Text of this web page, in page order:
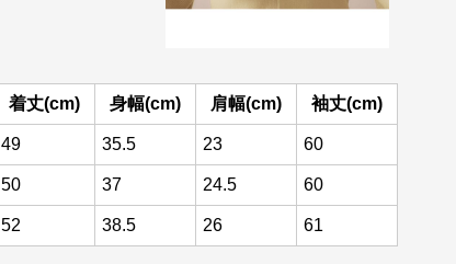
着丈(cm) 身幅(cm) 肩幅(cm) 袖丈(cm)
49 35.5 23 60
50 37 24.5 60
52 38.5 26 61